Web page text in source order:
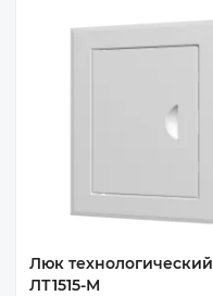
Люк технологический
ЛТ1515-М